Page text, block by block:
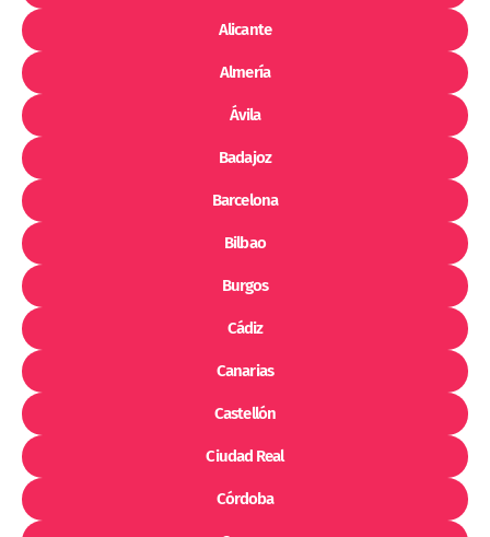
Alicante
Almería
Ávila
Badajoz
Barcelona
Bilbao
Burgos
Cádiz
Canarias
Castellón
Ciudad Real
Córdoba